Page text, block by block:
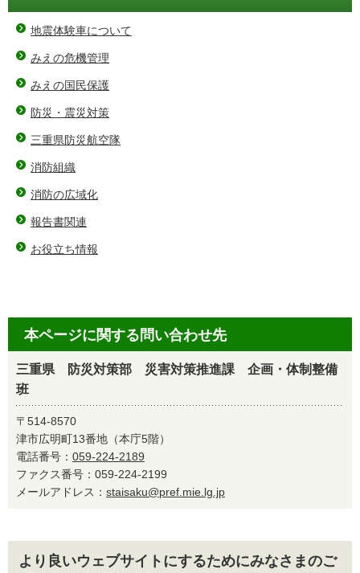
地震体験車について
みえの危機管理
みえの国民保護
防災・震災対策
三重県防災航空隊
消防組織
消防の広域化
報告書関連
お役立ち情報
本ページに関する問い合わせ先
三重県 防災対策部 災害対策推進課 企画・体制整備
班
〒514-8570
津市広明町13番地（本庁5階）
電話番号： 059-224-2189
ファクス番号：059-224-2199
メールアドレス： staisaku@pref.mie.lg.jp
より良いウェブサイトにするためにみなさまのご